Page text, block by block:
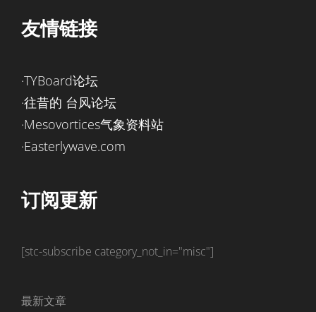
友情链接
·TYBoard论坛
·往昔的 台风论坛
·Mesovortices气象资料站
·Easterlywave.com
订阅更新
[stc-subscribe category_not_in="misc"]
最新文章